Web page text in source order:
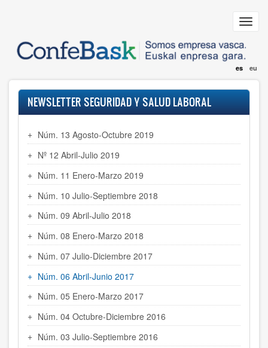
principal
es eu
NEWSLETTER SEGURIDAD Y SALUD LABORAL
Núm. 13 Agosto-Octubre 2019
Nº 12 Abril-Julio 2019
Núm. 11 Enero-Marzo 2019
Núm. 10 Julio-Septiembre 2018
Núm. 09 Abril-Julio 2018
Núm. 08 Enero-Marzo 2018
Núm. 07 Julio-Diciembre 2017
Núm. 06 Abril-Junio 2017
Núm. 05 Enero-Marzo 2017
Núm. 04 Octubre-Diciembre 2016
Núm. 03 Julio-Septiembre 2016